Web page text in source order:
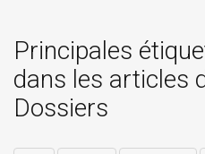
Principales
dans les articles
Dossiers